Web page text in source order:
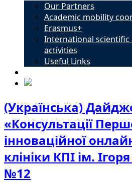
Our Partners
Academic mobility
Erasmus+
International scientific
activities
Useful Links
(Українська)
«Консультації
інноваційної
клініки КПІ ім.
№12